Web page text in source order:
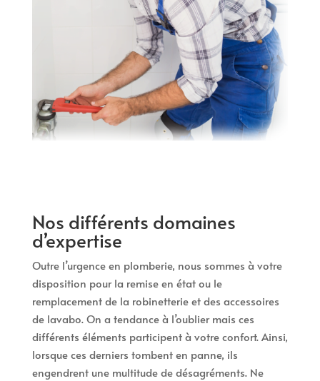
Nos différents domaines
d’expertise
Outre l’urgence en plomberie, nous sommes à votre
disposition pour la remise en état ou le
remplacement de la robinetterie et des accessoires
de lavabo. On a tendance à l’oublier mais ces
différents éléments participent à votre confort. Ainsi,
lorsque ces derniers tombent en panne, ils
engendrent une multitude de désagréments. Ne